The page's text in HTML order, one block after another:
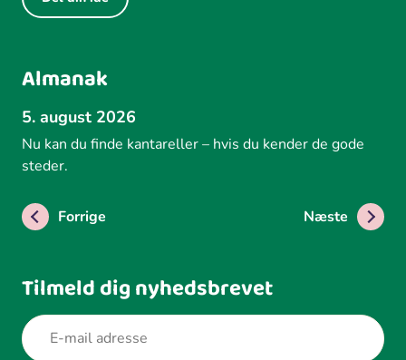
Almanak
5. august 2026
Nu kan du finde kantareller – hvis du kender de gode
steder.
Forrige Næste
Tilmeld dig nyhedsbrevet